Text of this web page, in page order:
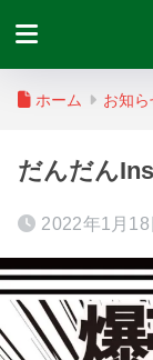
ホーム お知ら
だんだん
2022年1月18